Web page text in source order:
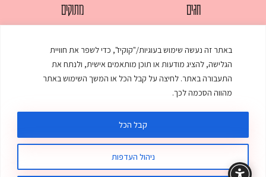
באתר זה נעשה שימוש בעוגיות/"קוקיז", כדי לשפר את חוויית
הגלישה, להציג מודעות או תוכן מותאמים אישית, ולנתח את
התעבורה באתר. לחיצה על קבל הכל או המשך השימוש באתר
מהווה הסכמה לכך.
ניהול העדפות
קבל הכל
חגים
מאפים
ממולאים
מרקים
מתוקים
עוגות
עוף
© כל הזכויות שמורות לענת אלישע | עיצוב ובניית אתר